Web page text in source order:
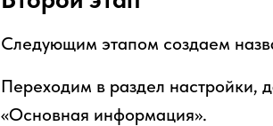
Следующим этапом создаем
Переходим в раздел настройки,
«Основная информация».